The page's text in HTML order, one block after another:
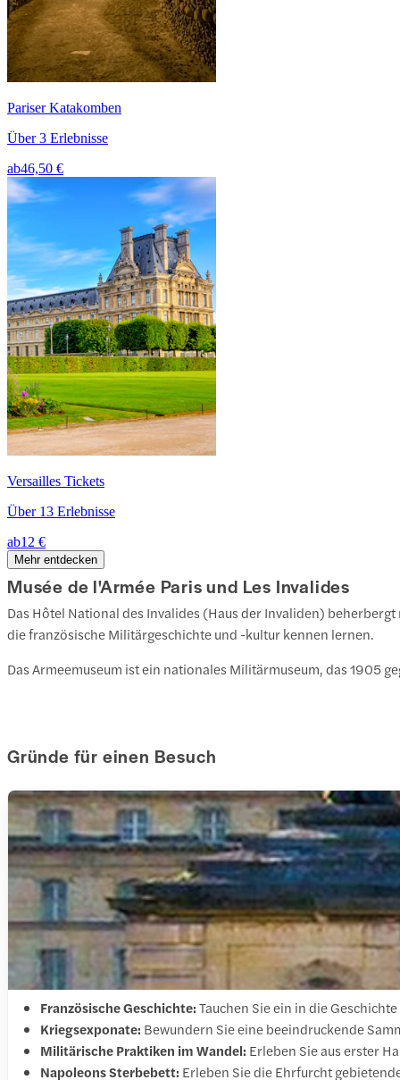
Pariser Katakomben
Über 3 Erlebnisse
ab46,50 €
Versailles Tickets
Über 13 Erlebnisse
ab12 €
Mehr entdecken
Musée de l'Armée Paris und Les Invalides
Das Hôtel National des Invalides (Haus der Invaliden)
die französische Militärgeschichte und -kultur kennen lernen.
Das Armeemuseum ist ein nationales Militärmuseum, das 1905
Gründe für einen Besuch
Französische Geschichte:Tauchen Sie ein in die
Kriegsexponate: Bewundern Sie eine beeindruckende
Militärische Praktiken im Wandel: Erleben Sie aus erster
Napoleons Sterbebett: Erleben Sie die Ehrfurcht